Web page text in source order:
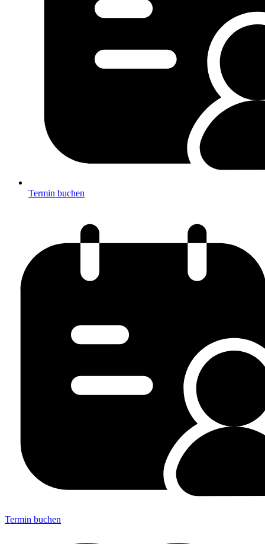
Termin buchen
Termin buchen